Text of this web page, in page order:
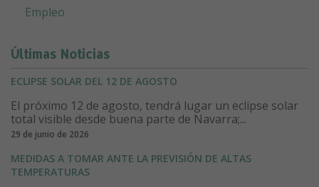
Empleo
Últimas Noticias
ECLIPSE SOLAR DEL 12 DE AGOSTO
El próximo 12 de agosto, tendrá lugar un eclipse solar
total visible desde buena parte de Navarra;...
29 de junio de 2026
MEDIDAS A TOMAR ANTE LA PREVISIÓN DE ALTAS
TEMPERATURAS